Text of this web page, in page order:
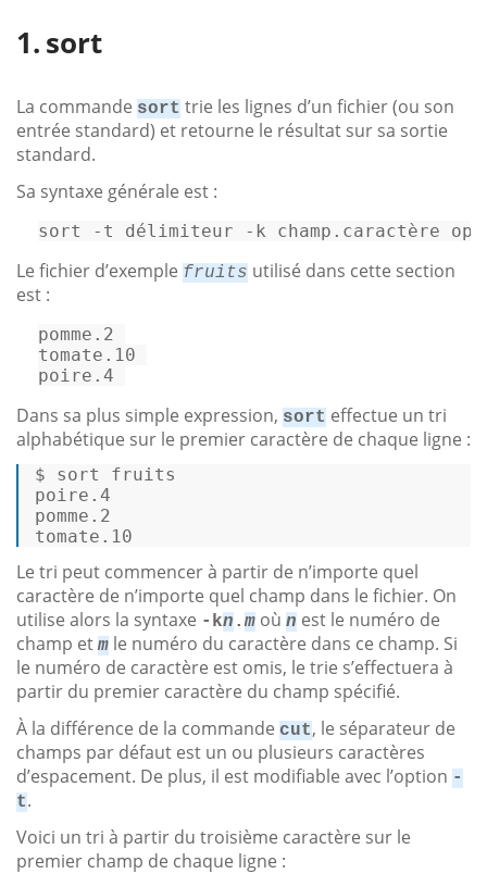
sort
La commande sort trie les lignes d’un fichier (ou son
entrée standard) et retourne le résultat sur sa sortie
standard.
Sa syntaxe générale est :
sort -t délimiteur -k champ .caractère
Le fichier d’exemple fruits utilisé dans cette section
est :
pomme.2
tomate.10
poire.4
Dans sa plus simple expression, sort effectue un tri
alphabétique sur le premier caractère de chaque ligne :
$ sort
fruits
poire.4
pomme.2
tomate.10
Le tri peut commencer à partir de n’importe quel
caractère de n’importe quel champ dans le fichier. On
utilise alors la syntaxe -kn . m où n est le numéro de
champ et m le numéro du caractère dans ce champ. Si
le numéro de caractère est omis, le trie s’effectuera à
partir du premier caractère du champ spécifié.
À la différence de la commande cut, le séparateur de
champs par défaut est un ou plusieurs caractères
d’espacement. De plus, il est modifiable avec l’option -
t.
Voici un tri à partir du troisième caractère sur le
premier champ de chaque ligne :